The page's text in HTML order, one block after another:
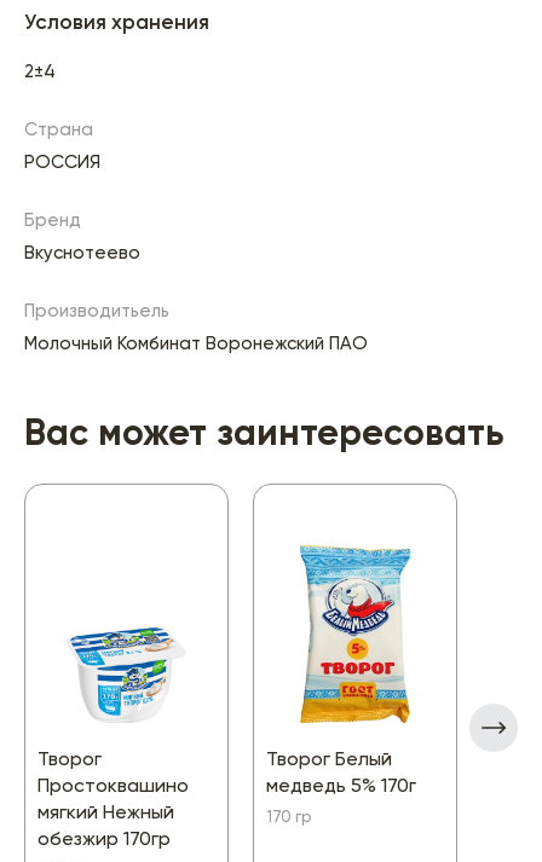
Условия хранения
2±4
Страна
РОССИЯ
Бренд
Вкуснотеево
Производитьель
Молочный Комбинат Воронежский ПАО
Вас может заинтересовать
Творог
Простоквашино
мягкий Нежный
обезжир 170гр
Творог Белый
медведь 5% 170г
170 гр